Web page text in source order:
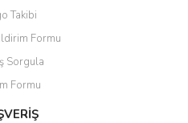
görüntülenemiyor.
bulunuyor.
pahalı.
olmalı.
Paylaş
Takibi
Formu
Sorgula
Formu